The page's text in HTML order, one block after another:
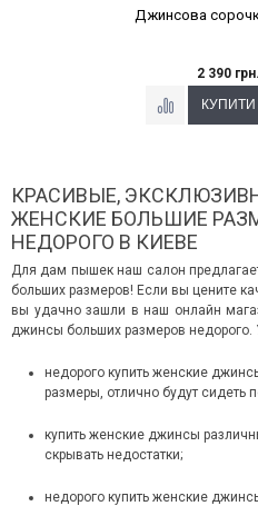
Джинсова
2 390 грн.
КРАСИВЫЕ,
ЖЕНСКИЕ БОЛЬШИЕ
НЕДОРОГО В КИЕВЕ
Для дам пышек наш салон
больших размеров! Если вы цените
вы удачно зашли в наш онлайн
джинсы больших размеров недорого.
недорого купить женские
размеры, отлично будут сидеть
купить женские джинсы
скрывать недостатки;
недорого купить женские